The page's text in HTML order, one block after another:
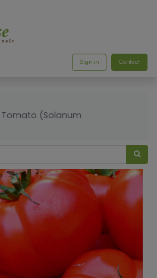
Sign in Contact
Tomato (Solanum